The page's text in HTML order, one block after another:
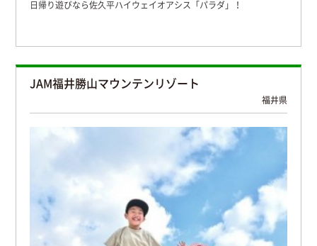
日帰り遊びなら佐久平ハイウェイオアシス「パラダ」！
JAM福井勝山マウンテンリゾート
福井県